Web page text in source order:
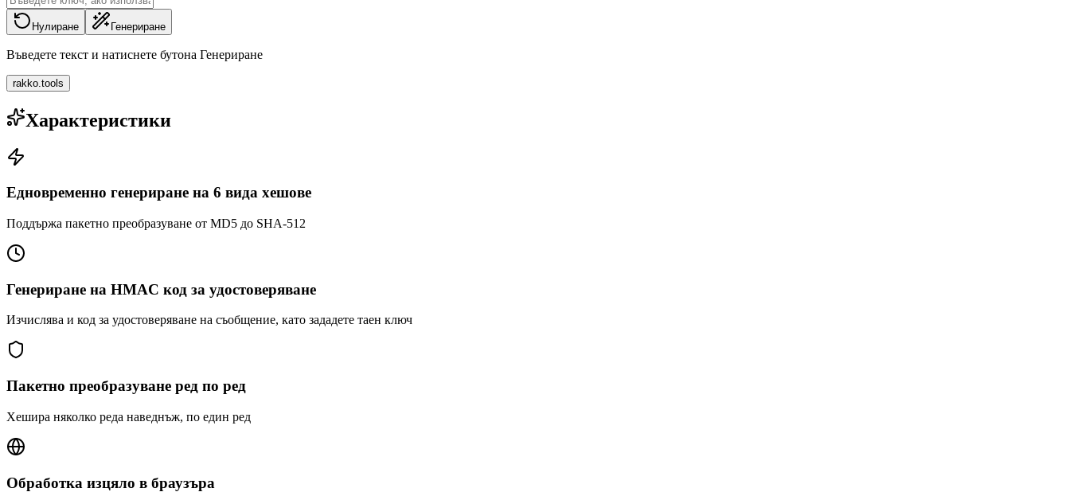
Нулиране Генериране
Въведете текст и натиснете бутона Генериране
rakko.tools
Характеристики
Едновременно генериране на 6 вида хешове
Поддържа пакетно преобразуване от MD5 до SHA-512
Генериране на HMAC код за удостоверяване
Изчислява и код за удостоверяване на съобщение, като зададете таен ключ
Пакетно преобразуване ред по ред
Хешира няколко реда наведнъж, по един ред
Обработка изцяло в браузъра